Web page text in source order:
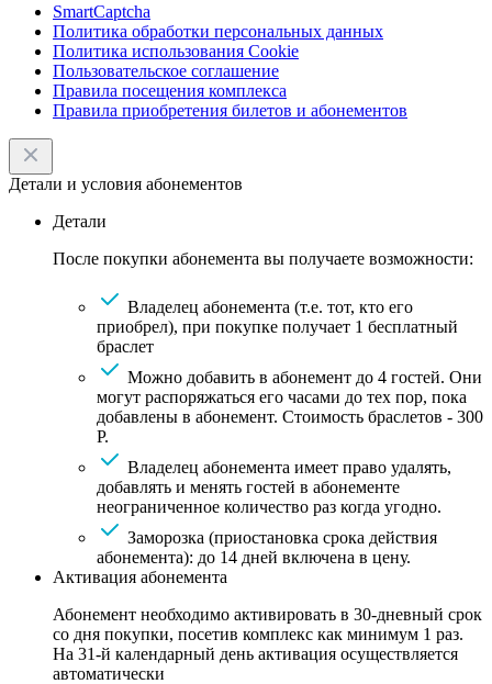
SmartCaptcha
Политика обработки персональных данных
Политика использования Cookie
Пользовательское соглашение
Правила посещения комплекса
Правила приобретения билетов и абонементов
Детали и условия абонементов
Детали
После покупки абонемента вы получаете возможности:
Владелец абонемента (т.е. тот, кто его
приобрел), при покупке получает 1 бесплатный
браслет
Можно добавить в абонемент до 4 гостей. Они
могут распоряжаться его часами до тех пор, пока
добавлены в абонемент. Стоимость браслетов - 300
Р.
Владелец абонемента имеет право удалять,
добавлять и менять гостей в абонементе
неограниченное количество раз когда угодно.
Заморозка (приостановка срока действия
абонемента): до 14 дней включена в цену.
Активация абонемента
Абонемент необходимо активировать в 30-дневный срок
со дня покупки, посетив комплекс как минимум 1 раз.
На 31-й календарный день активация осуществляется
автоматически